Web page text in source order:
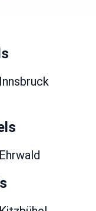
Innsbruck
Ehrwald